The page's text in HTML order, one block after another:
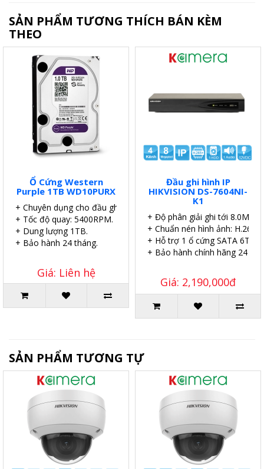
SẢN PHẨM TƯƠNG THÍCH BÁN KÈM
THEO
Ổ Cứng Western
Purple 1TB WD10PURX
+ Chuyên dụng cho đầu ghi.
+ Tốc độ quay: 5400RPM.
+ Dung lượng 1TB.
+ Bảo hành 24 tháng.
Giá: Liên hệ
Đầu ghi hình IP
HIKVISION DS-7604NI-
K1
+ Độ phân giải ghi tới 8.0MP.
+ Chuẩn nén hình ảnh: H.265.
+ Hỗ trợ 1 ổ cứng SATA 6TB.
+ Bảo hành chính hãng 24
Giá: 2,190,000đ
SẢN PHẨM TƯƠNG TỰ